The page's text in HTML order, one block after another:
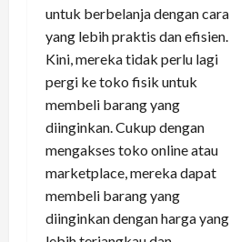
untuk berbelanja dengan cara
yang lebih praktis dan efisien.
Kini, mereka tidak perlu lagi
pergi ke toko fisik untuk
membeli barang yang
diinginkan. Cukup dengan
mengakses toko online atau
marketplace, mereka dapat
membeli barang yang
diinginkan dengan harga yang